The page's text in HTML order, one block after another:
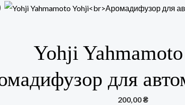
Yohji
для
200,00₴